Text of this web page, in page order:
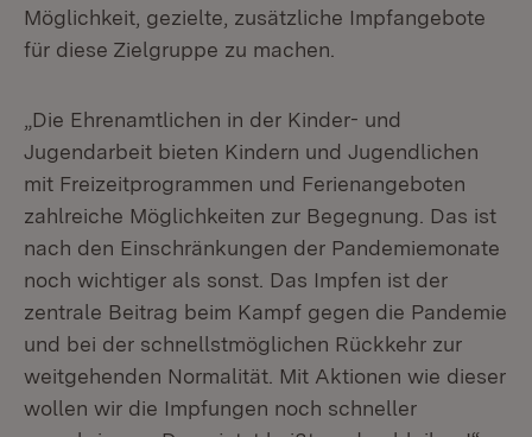
Möglichkeit, gezielte, zusätzliche Impfangebote
für diese Zielgruppe zu machen.
„Die Ehrenamtlichen in der Kinder- und
Jugendarbeit bieten Kindern und Jugendlichen
mit Freizeitprogrammen und Ferienangeboten
zahlreiche Möglichkeiten zur Begegnung. Das ist
nach den Einschränkungen der Pandemiemonate
noch wichtiger als sonst. Das Impfen ist der
zentrale Beitrag beim Kampf gegen die Pandemie
und bei der schnellstmöglichen Rückkehr zur
weitgehenden Normalität. Mit Aktionen wie dieser
wollen wir die Impfungen noch schneller